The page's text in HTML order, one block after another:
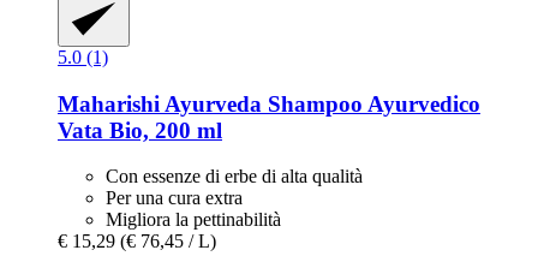
5.0 (1)
Maharishi Ayurveda Shampoo Ayurvedico
Vata Bio, 200 ml
Con essenze di erbe di alta qualità
Per una cura extra
Migliora la pettinabilità
€ 15,29 (€ 76,45 / L)